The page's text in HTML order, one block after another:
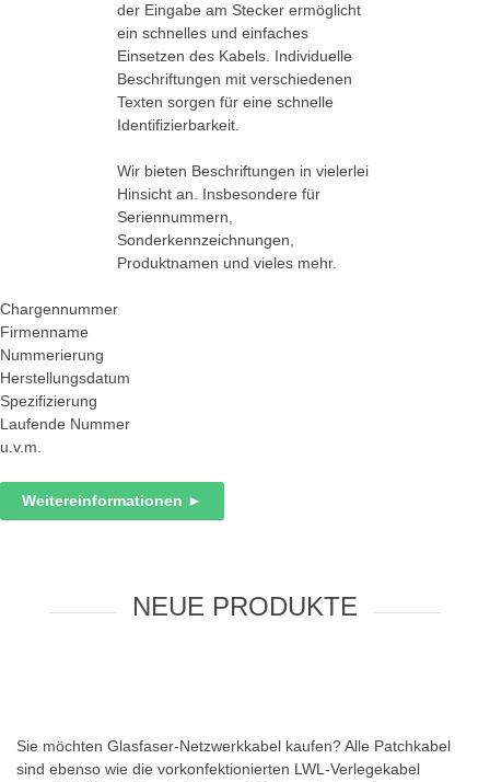
der Eingabe am Stecker ermöglicht
ein schnelles und einfaches
Einsetzen des Kabels. Individuelle
Beschriftungen mit verschiedenen
Texten sorgen für eine schnelle
Identifizierbarkeit.
Wir bieten Beschriftungen in vielerlei
Hinsicht an. Insbesondere für
Seriennummern,
Sonderkennzeichnungen,
Produktnamen und vieles mehr.
Chargennummer
Firmenname
Nummerierung
Herstellungsdatum
Spezifizierung
Laufende Nummer
u.v.m.
Weitereinformationen ►
NEUE PRODUKTE
Sie möchten Glasfaser-Netzwerkkabel kaufen? Alle Patchkabel
sind ebenso wie die vorkonfektionierten LWL-Verlegekabel